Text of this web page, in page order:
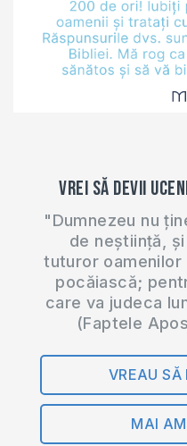
Vrei să devii
"Dumnezeu nu
de neștiință,
tuturor oamenilor
pocăiască;
care va judeca
(Faptele
VREAU SĂ
MAI